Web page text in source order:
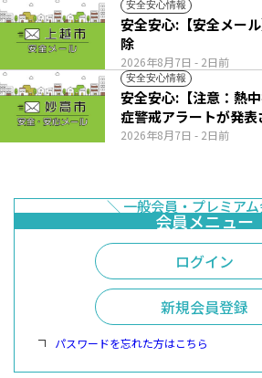
安全安心情報
2026年8月7日 - 2日前
安全安心:【安全メー
除
安全安心情報
2026年8月7日 - 2日前
安全安心:【注意：熱
症警戒アラートが発表
ログイン
新規会員登録
パスワードを忘れた方はこちら